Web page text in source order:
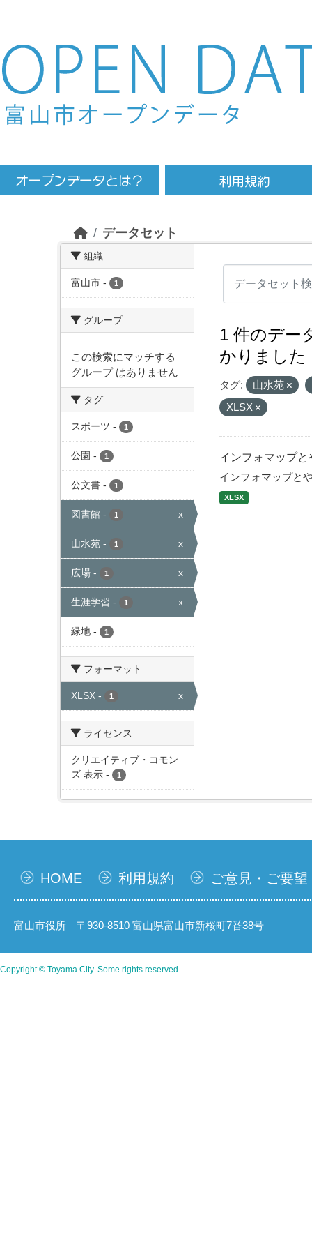
Skip to main content
データセット
組織
富山市 - 1
グループ
この検索にマッチする
グループ はありません
タグ
スポーツ - 1
公園 - 1
公文書 - 1
図書館 - 1 x
山水苑 - 1 x
広場 - 1 x
生涯学習 - 1 x
緑地 - 1
フォーマット
XLSX - 1 x
ライセンス
クリエイティブ・コモン
ズ 表示 - 1
1 件のデー
かりました
タグ: 山水苑
XLSX
インフォマップ
インフォマップと
XLSX
HOME 利用規約 ご意見・ご要望
富山市役所 〒930-8510 富山県富山市新桜町7番38号
Copyright © Toyama City. Some rights reserved.